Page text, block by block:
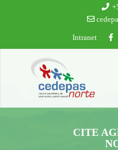
Intranet
CITE